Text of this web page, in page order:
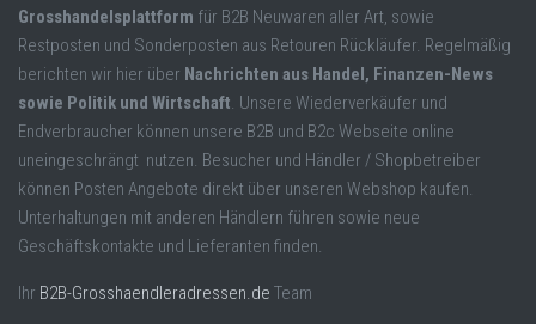
Grosshandelsplattform für B2B Neuwaren aller Art, sowie
Restposten und Sonderposten aus Retouren Rückläufer. Regelmäßig
berichten wir hier über Nachrichten aus Handel, Finanzen-News
sowie Politik und Wirtschaft. Unsere Wiederverkäufer und
Endverbraucher können unsere B2B und B2c Webseite online
uneingeschrängt nutzen. Besucher und Händler / Shopbetreiber
können Posten Angebote direkt über unseren Webshop kaufen.
Unterhaltungen mit anderen Händlern führen sowie neue
Geschäftskontakte und Lieferanten finden.
Ihr B2B-Grosshaendleradressen.de Team